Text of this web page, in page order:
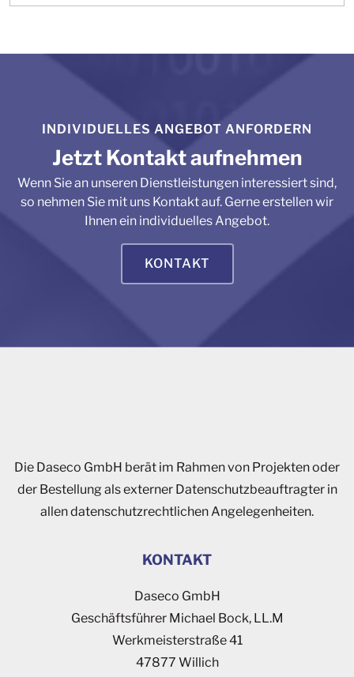
INDIVIDUELLES ANGEBOT ANFORDERN
Jetzt Kontakt aufnehmen
Wenn Sie an unseren Dienstleistungen interessiert sind,
so nehmen Sie mit uns Kontakt auf. Gerne erstellen wir
Ihnen ein individuelles Angebot.
KONTAKT
Die Daseco GmbH berät im Rahmen von Projekten oder
der Bestellung als externer Datenschutzbeauftragter in
allen datenschutzrechtlichen Angelegenheiten.
KONTAKT
Daseco GmbH
Geschäftsführer Michael Bock, LL.M
Werkmeisterstraße 41
47877 Willich